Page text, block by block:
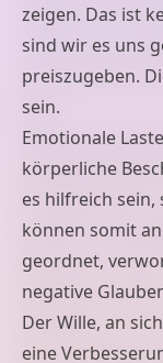
zeigen. Das ist
sind wir es uns
preiszugeben.
sein.
Emotionale
körperliche
es hilfreich sein,
können somit
geordnet,
negative
Der Wille, an
eine